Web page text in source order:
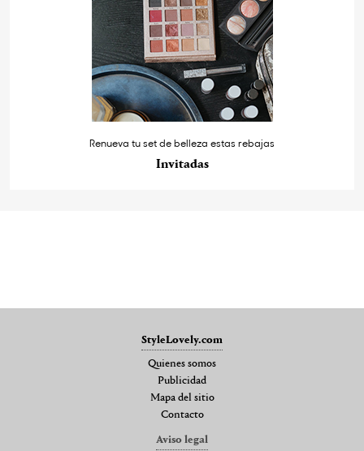
Renueva tu set de belleza estas rebajas
Invitadas
StyleLovely.com
Quienes somos
Publicidad
Mapa del sitio
Contacto
Aviso legal